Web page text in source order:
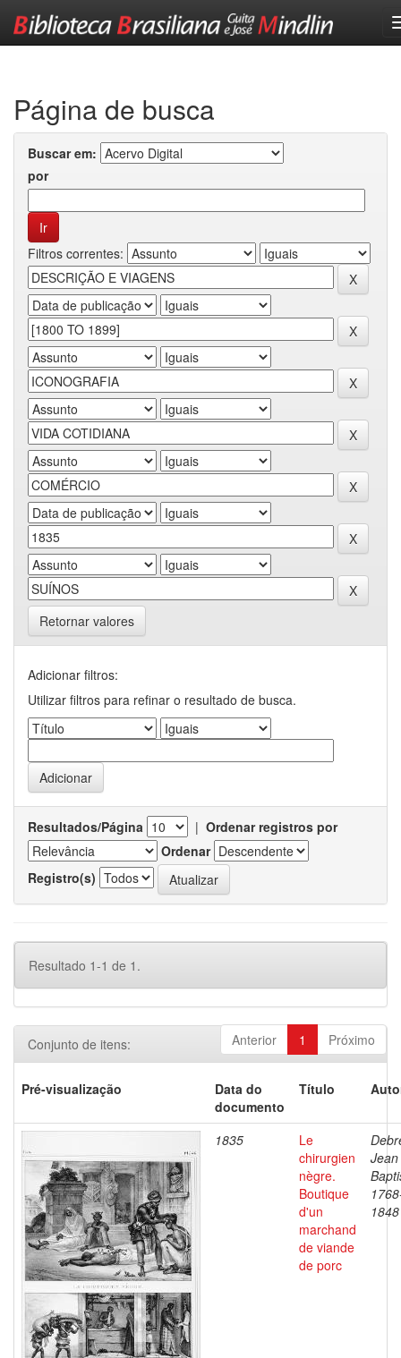
Página de busca
Buscar em:
por
Filtros correntes:
Retornar valores
Adicionar filtros:
Utilizar filtros para refinar o resultado de busca.
Resultados/Página | Ordenar registros por
Ordenar
Registro(s)
Resultado 1-1 de 1.
Anterior 1 Próximo
Conjunto de itens:
Pré-visualização
Data do
documento
Título
1835
Le
chirurgien
nègre.
Boutique
d'un
marchand
de viande
de porc
Jean
1848